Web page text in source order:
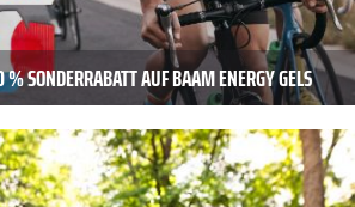
SONDERRABATT AUF BAAM ENERGY GELS